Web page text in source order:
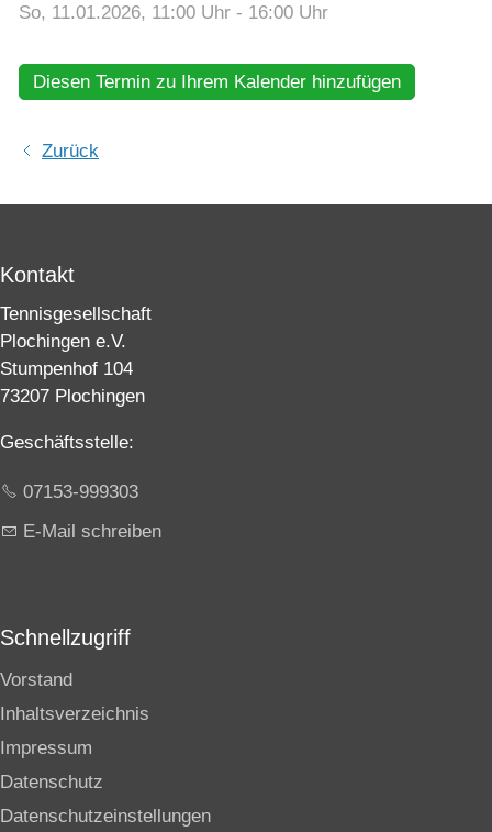
So, 11.01.2026, 11:00 Uhr - 16:00 Uhr
Diesen Termin zu Ihrem Kalender hinzufügen
Zurück
Kontakt
Tennisgesellschaft
Plochingen e.V.
Stumpenhof 104
73207 Plochingen
Geschäftsstelle:
07153-999303
E-Mail schreiben
Schnellzugriff
Vorstand
Inhaltsverzeichnis
Impressum
Datenschutz
Datenschutzeinstellungen